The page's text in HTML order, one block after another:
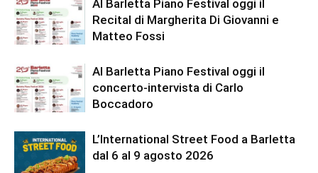
Al Barletta Piano Festival oggi il
Recital di Margherita Di Giovanni e
Matteo Fossi
Al Barletta Piano Festival oggi il
concerto-intervista di Carlo
Boccadoro
L’International Street Food a Barletta
dal 6 al 9 agosto 2026